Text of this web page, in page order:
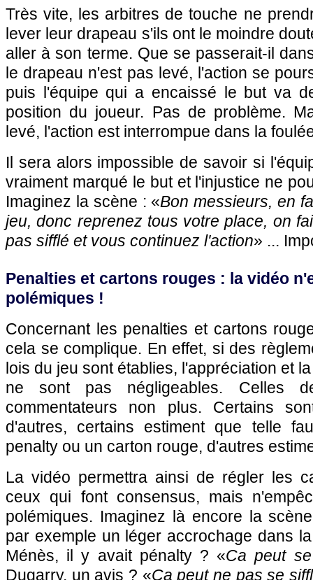
Très vite, les arbitres de touche ne
lever leur drapeau s'ils ont le moindre
aller à son terme. Que se passerait-il
le drapeau n'est pas levé, l'action se
puis l'équipe qui a encaissé le but va
position du joueur. Pas de problème.
levé, l'action est interrompue dans la
Il sera alors impossible de savoir si
vraiment marqué le but et l'injustice ne
Imaginez la scène : «Bon messieurs, en
jeu, donc reprenez tous votre place, on
pas sifflé et vous continuez l'action» ...
Penalties et cartons rouges : la vidéo
polémiques !
Concernant les penalties et cartons
cela se complique. En effet, si des
lois du jeu sont établies, l'appréciation et
ne sont pas négligeables. Celles
commentateurs non plus. Certains
d'autres, certains estiment que telle
penalty ou un carton rouge, d'autres
La vidéo permettra ainsi de régler les
ceux qui font consensus, mais
polémiques. Imaginez là encore la
par exemple un léger accrochage dans
Ménès, il y avait pénalty ? «Ca peut
Dugarry, un avis ? «Ca peut ne pas se